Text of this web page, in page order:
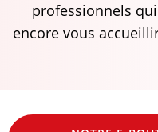
professionnels
encore vous